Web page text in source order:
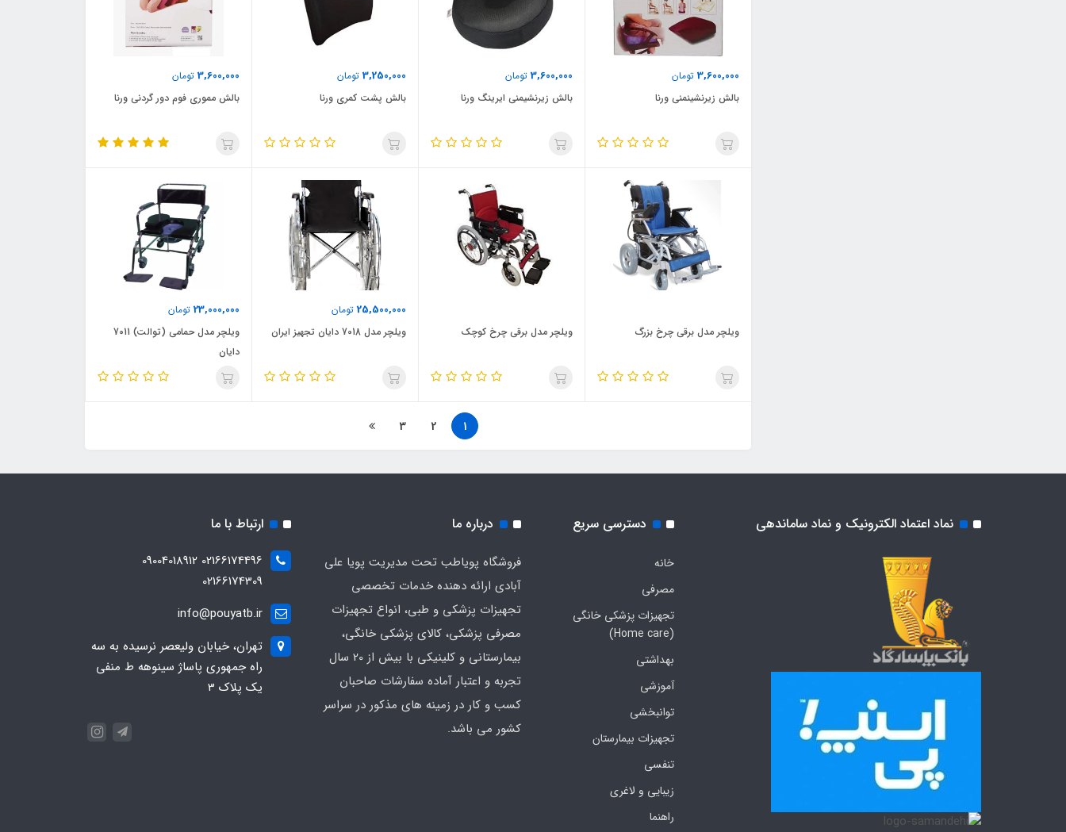
3,600,000 تومان
بالش زیرنشینمنی ورنا
3,600,000 تومان
بالش زیرنشیمنی ایرینگ ورنا
3,250,000 تومان
بالش پشت کمری ورنا
3,600,000 تومان
بالش مموری فوم دور گردنی ورنا
ویلچر مدل برقی چرخ بزرگ ویلچر مدل برقی چرخ کوچک
25,500,000 تومان
ویلچر مدل 7018 دایان تجهیز ایران
23,000,000 تومان
ویلچر مدل حمامی (توالت) 7011
دایان
1
2
3
نماد اعتماد الکترونیک و نماد ساماندهی دسترسی سریع
خانه
مصرفی
تجهیزات پزشکی خانگی
(Home care)
بهداشتی
آموزشی
توانبخشی
تجهیزات بیمارستان
تنفسی
زیبایی و لاغری
راهنما
درباره ما
فروشگاه پویاطب تحت مدیریت پویا علی
آبادی ارائه دهنده خدمات تخصصی
تجهیزات پزشکی و طبی، انواع تجهیزات
مصرفی پزشکی، کالای پزشکی خانگی،
بیمارستانی و کلینیکی با بیش از 20 سال
تجربه و اعتبار آماده سفارشات صاحبان
کسب و کار در زمینه های مذکور در سراسر
کشور می باشد.
ارتباط با ما
02166174496 09004018912
02166174309
info@pouyatb.ir
تهران، خیابان ولیعصر نرسیده به سه
راه جمهوری پاساژ سینوهه ط منفی
یک پلاک 3